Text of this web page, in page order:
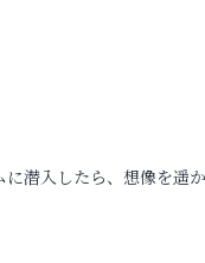
潜入したら、想像を遥